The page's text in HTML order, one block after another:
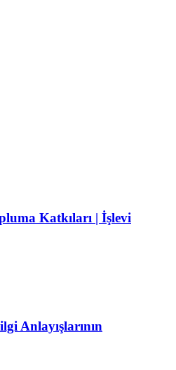
Katkıları | İşlevi
Anlayışlarının